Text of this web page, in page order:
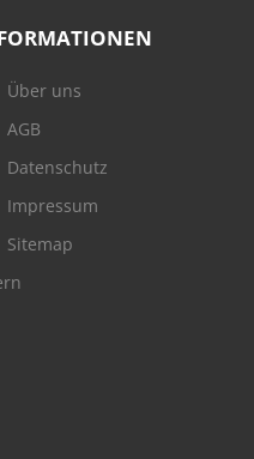
Über uns
AGB
Datenschutz
Impressum
Sitemap